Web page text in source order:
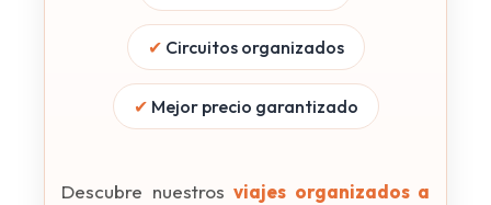
✔ Circuitos organizados
✔ Mejor precio garantizado
Descubre nuestros viajes organizados a